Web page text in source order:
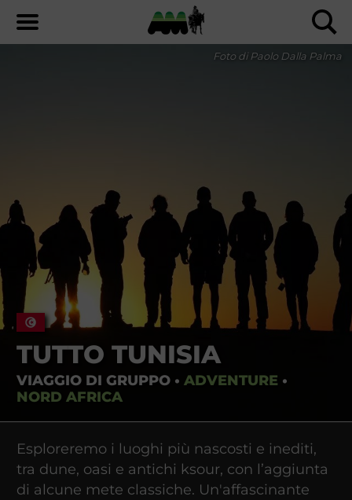
TUTTO TUNISIA
VIAGGIO DI GRUPPO• ADVENTURE •
NORD AFRICA
Foto di Paolo Dalla Palma
Esploreremo i luoghi più nascosti e inediti,
tra dune, oasi e antichi ksour, con l’aggiunta
di alcune mete classiche. Un'affascinante